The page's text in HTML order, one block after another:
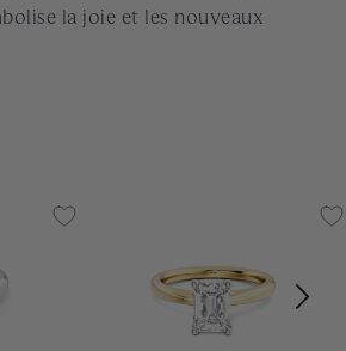
la joie et les nouveaux